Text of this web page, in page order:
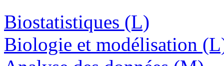
Biostatistiques (L)
Biologie et modélisation